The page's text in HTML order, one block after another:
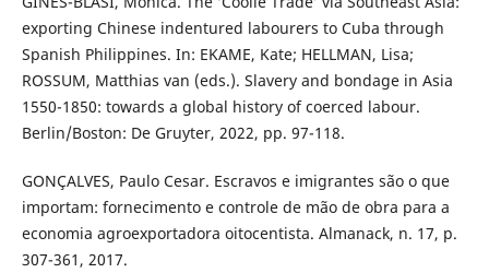
exporting Chinese indentured labourers to Cuba through
Spanish Philippines. In: EKAME, Kate; HELLMAN, Lisa;
ROSSUM, Matthias van (eds.). Slavery and bondage in Asia
1550-1850: towards a global history of coerced labour.
Berlin/Boston: De Gruyter, 2022, pp. 97-118.
GONÇALVES, Paulo Cesar. Escravos e imigrantes são o que
importam: fornecimento e controle de mão de obra para a
economia agroexportadora oitocentista. Almanack, n. 17, p.
307-361, 2017.